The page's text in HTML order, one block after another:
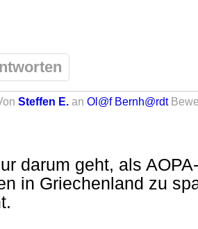
Steffen E. an Ol@f Bernh@rdt
darum geht, als
in Griechenland zu